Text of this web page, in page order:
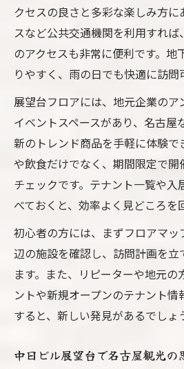
クセスの良さと多彩な楽しみ方に
スなど公共交通機関を利用すれば
のアクセスも非常に便利です。地
りやすく、雨の日でも快適に訪問
展望台フロアには、地元企業のア
イベントスペースがあり、名古屋
新のトレンド商品を手軽に体験で
や飲食だけでなく、期間限定で
チェックです。テナント一覧や入
べておくと、効率よく見どころを
初心者の方には、まずフロアマ
辺の施設を確認し、訪問計画を立
ます。また、リピーターや地元
ントや新規オープンのテナント情
すると、新しい発見があるでしょ
中日ビル展望台で名古屋観光の